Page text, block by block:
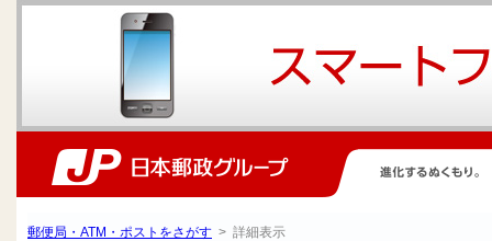
郵便局・ATM・ポストをさがす > 詳細表示